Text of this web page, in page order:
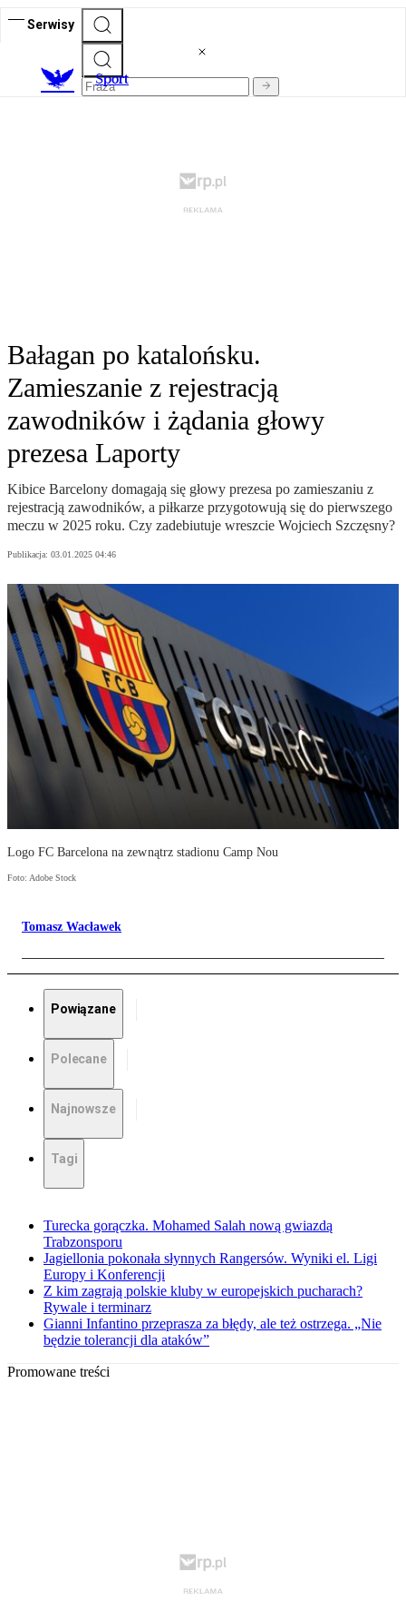
Serwisy
Sport
Bałagan po katalońsku.
Zamieszanie z rejestracją
zawodników i żądania głowy
prezesa Laporty
Kibice Barcelony domagają się głowy prezesa po zamieszaniu z
rejestracją zawodników, a piłkarze przygotowują się do pierwszego
meczu w 2025 roku. Czy zadebiutuje wreszcie Wojciech Szczęsny?
Publikacja: 03.01.2025 04:46
Logo FC Barcelona na zewnątrz stadionu Camp Nou
Foto: Adobe Stock
Tomasz Wacławek
Powiązane
Polecane
Najnowsze
Tagi
Turecka gorączka. Mohamed Salah nową gwiazdą
Trabzonsporu
Jagiellonia pokonała słynnych Rangersów. Wyniki el. Ligi
Europy i Konferencji
Z kim zagrają polskie kluby w europejskich pucharach?
Rywale i terminarz
Gianni Infantino przeprasza za błędy, ale też ostrzega. „Nie
będzie tolerancji dla ataków”
Promowane treści